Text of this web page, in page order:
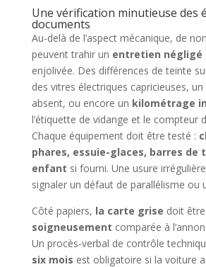
Une vérification minutieuse des
documents
Au-delà de l’aspect mécanique, de
peuvent trahir un entretien négligé
enjolivée. Des différences de teinte
des vitres électriques capricieuses,
absent, ou encore un kilométrage
l’étiquette de vidange et le compteur
Chaque équipement doit être testé :
phares, essuie-glaces, barres de
enfant si fourni. Une usure
signaler un défaut de parallélisme ou
Côté papiers, la carte grise doit être
soigneusement comparée à
Un procès-verbal de contrôle
six mois est obligatoire si la voiture